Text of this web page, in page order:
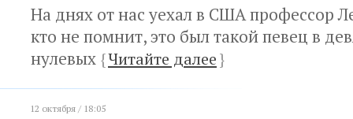
На днях от нас уехал в США профессор
кто не помнит, это был такой певец в
нулевых {Читайте далее}
12 октября / 18:05